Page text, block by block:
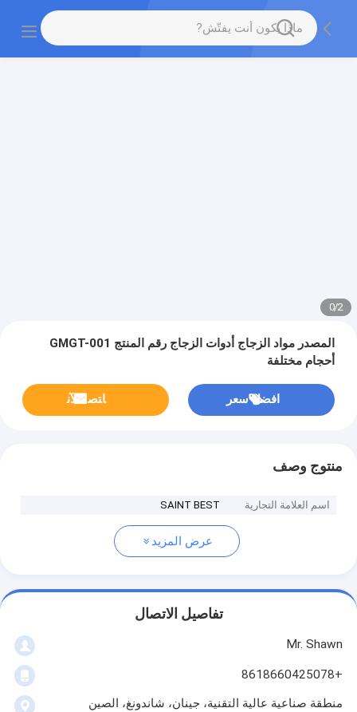
2
/
0
المصدر مواد الزجاج أدوات الزجاج رقم المنتج GMGT-001
أحجام مختلفة
افضل سعر ﺎﺘﺼﻟ ﺍﻶﻧ
منتوج وصف
اسم العلامة التجارية SAINT BEST
عرض المزيد
تفاصيل الاتصال
Mr. Shawn
+8618660425078
منطقة صناعية عالية التقنية، جينان، شاندونغ، الصين